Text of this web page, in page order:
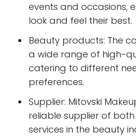
events and occasions,
look and feel their best.
Beauty products: The
a wide range of high-
catering to different
preferences.
Supplier: Mitovski
reliable supplier of
services in the beauty